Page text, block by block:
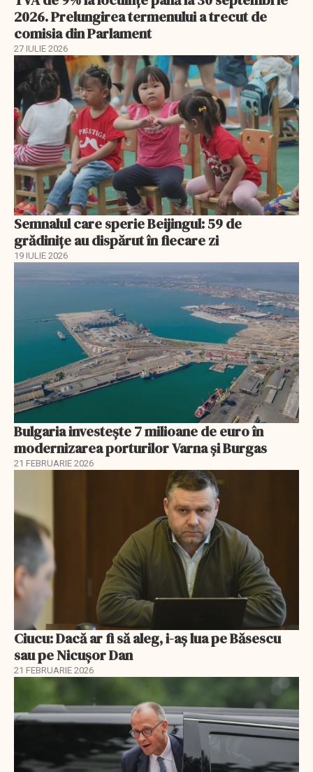
2026. Prelungirea termenului a trecut de
comisia din Parlament
27 IULIE 2026
Semnalul care sperie Beijingul: 59 de
grădinițe au dispărut în fiecare zi
19 IULIE 2026
Bulgaria investește 7 milioane de euro în
modernizarea porturilor Varna și Burgas
21 FEBRUARIE 2026
Ciucu: Dacă ar fi să aleg, i-aș lua pe Băsescu
sau pe Nicușor Dan
21 FEBRUARIE 2026